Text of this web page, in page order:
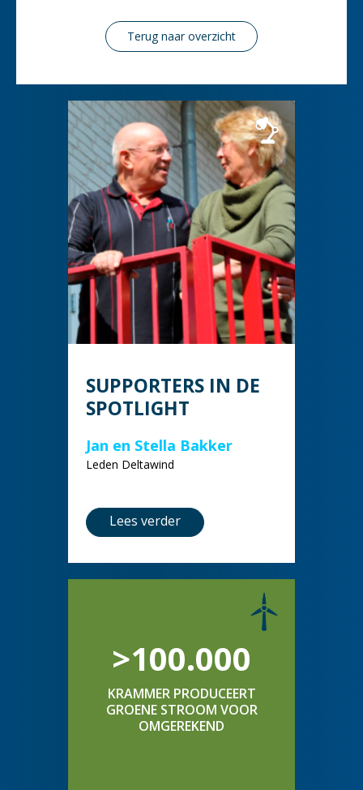
Terug naar overzicht
SUPPORTERS IN DE
SPOTLIGHT
Jan en Stella Bakker
Leden Deltawind
Lees verder
>100.000
KRAMMER PRODUCEERT
GROENE STROOM VOOR
OMGEREKEND